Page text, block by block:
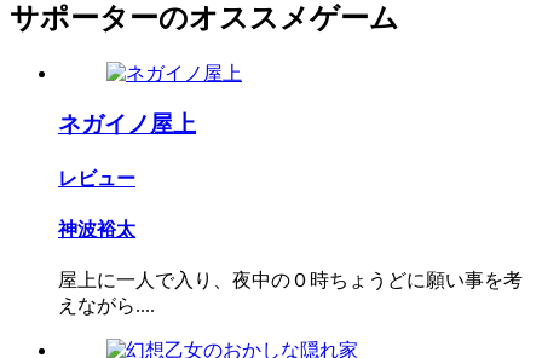
サポーターのオススメゲーム
ネガイノ屋上
レビュー
神波裕太
屋上に一人で入り、夜中の０時ちょうどに願い事を考
えながら....